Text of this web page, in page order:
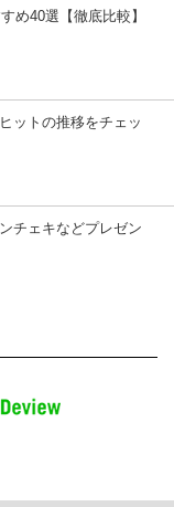
め40選【徹底比較】
ットの推移をチェッ
チェキなどプレゼン